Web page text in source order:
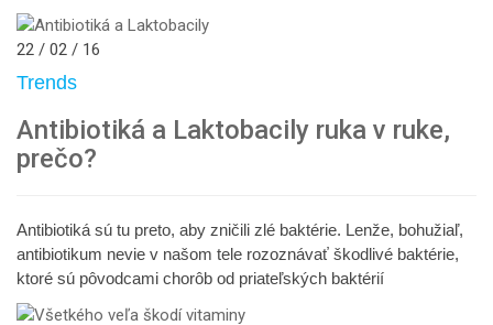
22 / 02 / 16
Trends
Antibiotiká a Laktobacily ruka v ruke,
prečo?
Antibiotiká sú tu preto, aby zničili zlé baktérie. Lenže, bohužiaľ,
antibiotikum nevie v našom tele rozoznávať škodlivé baktérie,
ktoré sú pôvodcami chorôb od priateľských baktérií